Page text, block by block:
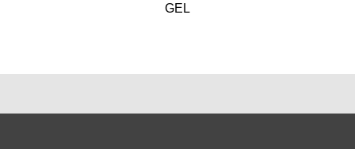
GEL